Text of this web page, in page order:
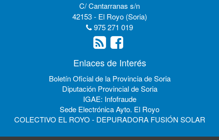
C/ Cantarranas s/n
42153 - El Royo (Soria)
975 271 019
Enlaces de Interés
Boletín Oficial de la Provincia de Soria
Diputación Provincial de Soria
IGAE: Infofraude
Sede Electrónica Ayto. El Royo
COLECTIVO EL ROYO - DEPURADORA FUSIÓN SOLAR